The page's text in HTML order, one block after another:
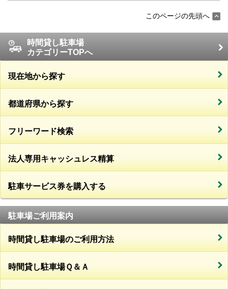
このページの先頭へ
時間貸し駐車場
カテゴリーTOPへ
現在地から探す
都道府県から探す
フリーワード検索
法人専用キャッシュレス精算
駐車サービス券を購入する
駐車場ご利用案内
時間貸し駐車場のご利用方法
時間貸し駐車場Ｑ＆Ａ